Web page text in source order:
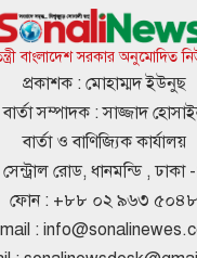
দাম কমার পর দেশের
ভরি কত?
ডিজিএফআইয়ের গোপন
যাচ্ছেন ট্রাইব্যুনাল
ঢাকা-টরেন্টো ফ্লাইট
বাংলাদেশ সরকার অনুমোদিত
প্রকাশক : মোহাম্মদ ইউনুছ
বার্তা সম্পাদক : সাজ্জাদ
বার্তা ও বাণিজ্যিক কার্যালয়
রোড, ধানমন্ডি ,
ফোন : +৮৮ ০২ ৯৬৩ ৫০৪৮
: